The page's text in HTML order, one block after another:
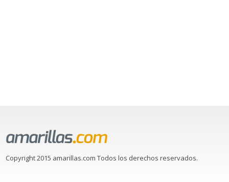
Copyright 2015 amarillas.com Todos los derechos reservados.